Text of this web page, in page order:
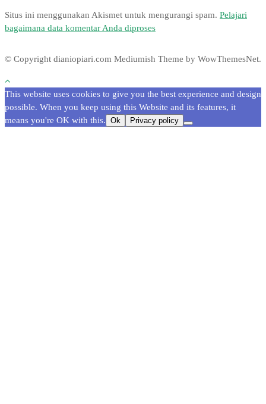
Situs ini menggunakan Akismet untuk mengurangi spam. Pelajari
bagaimana data komentar Anda diproses
© Copyright dianiopiari.com Mediumish Theme by WowThemesNet.
This website uses cookies to give you the best experience and design
possible. When you keep using this Website and its features, it
means you're OK with this. Ok Privacy policy